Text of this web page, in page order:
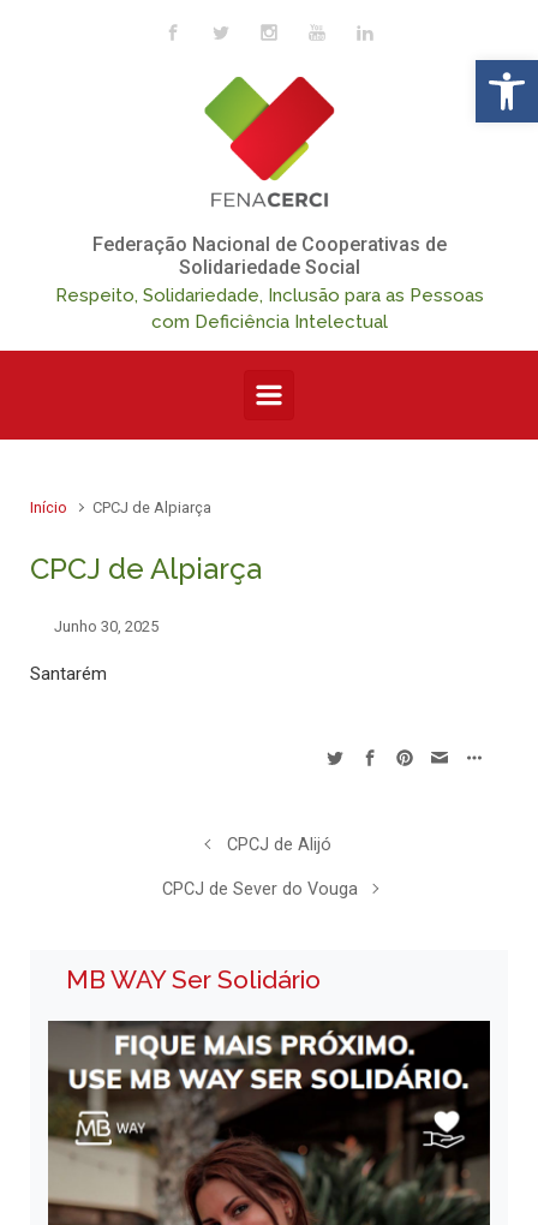
Skip to main content
Federação Nacional de Cooperativas de
Solidariedade Social
Respeito, Solidariedade, Inclusão para as Pessoas
com Deficiência Intelectual
Início CPCJ de Alpiarça
CPCJ de Alpiarça
Junho 30, 2025
Santarém
CPCJ de Alijó
CPCJ de Sever do Vouga
MB WAY Ser Solidário